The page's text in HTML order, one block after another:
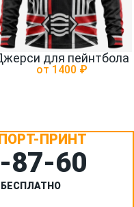
для пейнтбола
от 1400 ₽
ПРИНТ
60